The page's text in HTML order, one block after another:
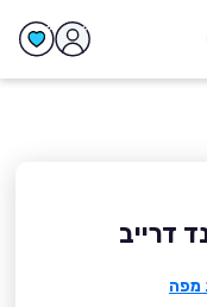
דרייב
מפה